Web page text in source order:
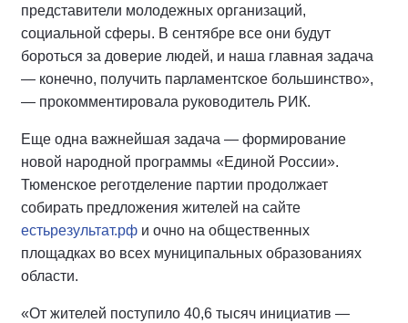
представители молодежных организаций,
социальной сферы. В сентябре все они будут
бороться за доверие людей, и наша главная задача
— конечно, получить парламентское большинство»,
— прокомментировала руководитель РИК.
Еще одна важнейшая задача — формирование
новой народной программы «Единой России».
Тюменское реготделение партии продолжает
собирать предложения жителей на сайте
естьрезультат.рф и очно на общественных
площадках во всех муниципальных образованиях
области.
«От жителей поступило 40,6 тысяч инициатив —